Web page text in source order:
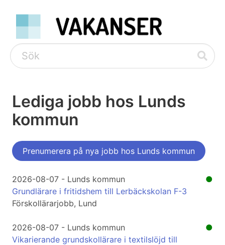
Lediga jobb hos Lunds
kommun
Prenumerera på nya jobb hos Lunds kommun
●
2026-08-07 - Lunds kommun
Grundlärare i fritidshem till Lerbäckskolan F-3
Förskollärarjobb, Lund
●
2026-08-07 - Lunds kommun
Vikarierande grundskollärare i textilslöjd till